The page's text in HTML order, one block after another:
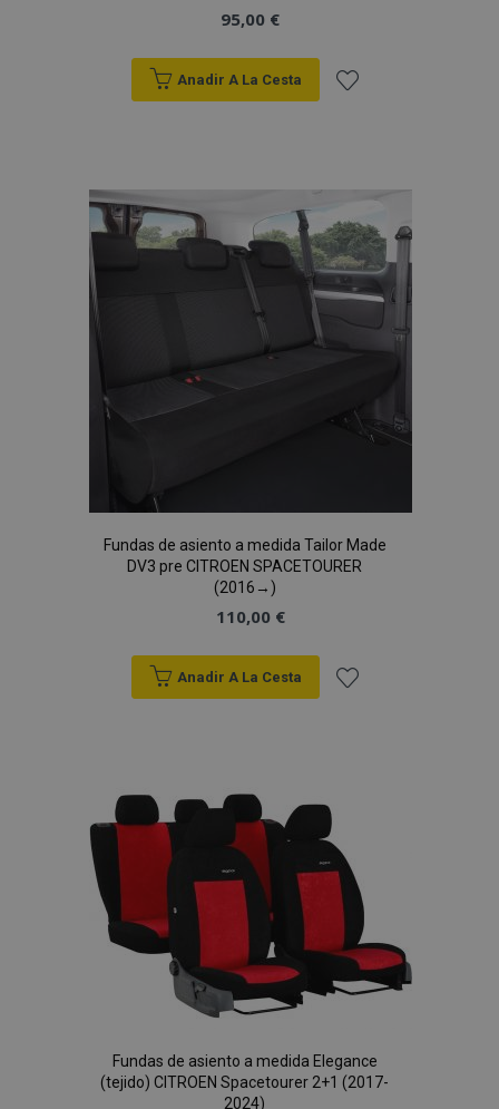
95,00 €
Anadir A La Cesta
Lista
de
Deseos
Fundas de asiento a medida Tailor Made
DV3 pre CITROEN SPACETOURER
(2016→)
110,00 €
Anadir A La Cesta
Lista
de
Deseos
Fundas de asiento a medida Elegance
(tejido) CITROEN Spacetourer 2+1 (2017-
2024)